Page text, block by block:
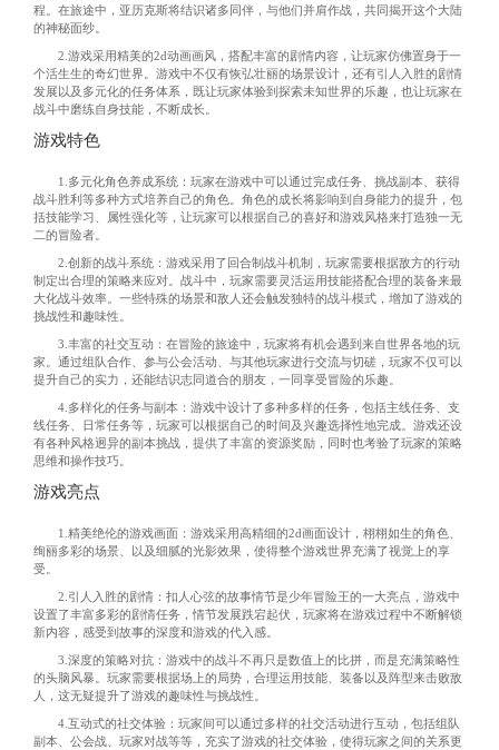
程。在旅途中，亚历克斯将结识诸多同伴，与他们并肩作战，共同揭开这个大陆
的神秘面纱。
2.游戏采用精美的2d动画画风，搭配丰富的剧情内容，让玩家仿佛置身于一
个活生生的奇幻世界。游戏中不仅有恢弘壮丽的场景设计，还有引人入胜的剧情
发展以及多元化的任务体系，既让玩家体验到探索未知世界的乐趣，也让玩家在
战斗中磨练自身技能，不断成长。
游戏特色
1.多元化角色养成系统：玩家在游戏中可以通过完成任务、挑战副本、获得
战斗胜利等多种方式培养自己的角色。角色的成长将影响到自身能力的提升，包
括技能学习、属性强化等，让玩家可以根据自己的喜好和游戏风格来打造独一无
二的冒险者。
2.创新的战斗系统：游戏采用了回合制战斗机制，玩家需要根据敌方的行动
制定出合理的策略来应对。战斗中，玩家需要灵活运用技能搭配合理的装备来最
大化战斗效率。一些特殊的场景和敌人还会触发独特的战斗模式，增加了游戏的
挑战性和趣味性。
3.丰富的社交互动：在冒险的旅途中，玩家将有机会遇到来自世界各地的玩
家。通过组队合作、参与公会活动、与其他玩家进行交流与切磋，玩家不仅可以
提升自己的实力，还能结识志同道合的朋友，一同享受冒险的乐趣。
4.多样化的任务与副本：游戏中设计了多种多样的任务，包括主线任务、支
线任务、日常任务等，玩家可以根据自己的时间及兴趣选择性地完成。游戏还设
有各种风格迥异的副本挑战，提供了丰富的资源奖励，同时也考验了玩家的策略
思维和操作技巧。
游戏亮点
1.精美绝伦的游戏画面：游戏采用高精细的2d画面设计，栩栩如生的角色、
绚丽多彩的场景、以及细腻的光影效果，使得整个游戏世界充满了视觉上的享
受。
2.引人入胜的剧情：扣人心弦的故事情节是少年冒险王的一大亮点，游戏中
设置了丰富多彩的剧情任务，情节发展跌宕起伏，玩家将在游戏过程中不断解锁
新内容，感受到故事的深度和游戏的代入感。
3.深度的策略对抗：游戏中的战斗不再只是数值上的比拼，而是充满策略性
的头脑风暴。玩家需要根据场上的局势，合理运用技能、装备以及阵型来击败敌
人，这无疑提升了游戏的趣味性与挑战性。
4.互动式的社交体验：玩家间可以通过多样的社交活动进行互动，包括组队
副本、公会战、玩家对战等等，充实了游戏的社交体验，使得玩家之间的关系更